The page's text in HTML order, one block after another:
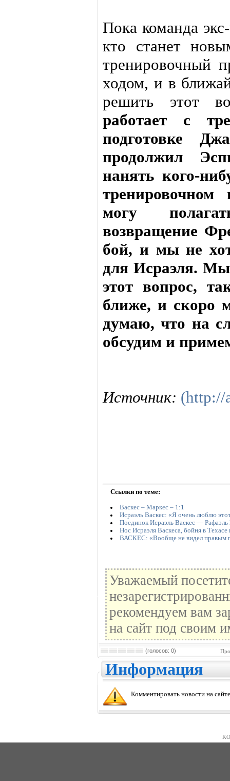
Пока команда
кто станет
тренировочный
ходом, и в
решить этот
работает с
подготовке
продолжил
нанять кого-
могу
возвращение
бой, и мы не
для Исраэля.
этот вопрос,
ближе, и скоро
думаю, что на
обсудим и
Источник: (http://
Ссылки по теме:
Васкес – Маркес – 1:1
Исраэль Васкес: «Я очень люблю
Поединок Исраэль Васкес —
Нос Исраэля Васкеса, бойня в Техасе
ВАСКЕС: «Вообще не видел правым
Уважаемый
рекомендуем вам
на сайт под своим
(голосов: 0)
Информация
Комментировать новости на